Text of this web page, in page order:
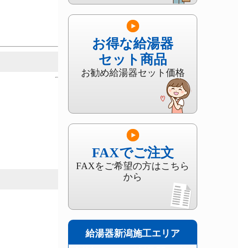
お得な給湯器
セット商品
お勧め給湯器セット価格
FAXでご注文
FAXをご希望の方はこちら
から
給湯器新潟施工エリア